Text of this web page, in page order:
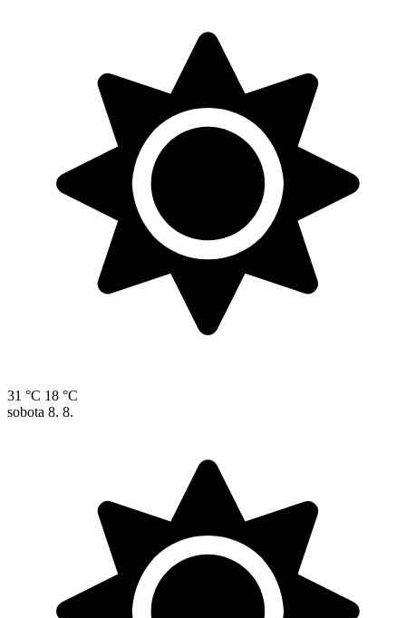
31 °C 18 °C
sobota 8. 8.